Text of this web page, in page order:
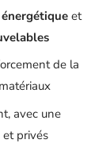
et
de la
avec une
et privés